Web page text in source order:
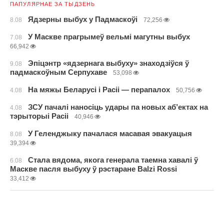
ПАПУЛЯРНАЕ ЗА ТЫДЗЕНЬ
8.08 Ядзерны выбух у Падмаскоўі 72,256
7.08 У Маскве прагрымеў вельмі магутны выбух
66,942
9.08
Эпіцэнтр «ядзернага выбуху» знаходзіўся ў
падмаскоўным Серпухаве
53,098
4.08 На мяжы Беларусі і Расіі — перапалох 50,756
4.08
ЗСУ пачалі наносіць удары па новых аб’ектах на
тэрыторыі Расіі
40,946
8.08 У Геленджыку пачалася масавая эвакуацыя
39,394
6.08
Стала вядома, якога генерала таемна хавалі ў
Маскве пасля выбуху ў рэстаране Balzi Rossi
33,412